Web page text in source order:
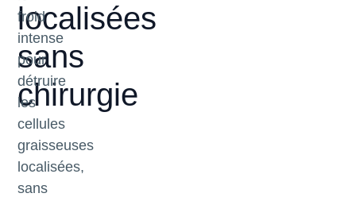
localisées
sans
chirurgie
froid
intense
pour
détruire
les
cellules
graisseuses
localisées,
sans